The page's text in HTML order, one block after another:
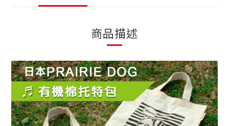
商品描述